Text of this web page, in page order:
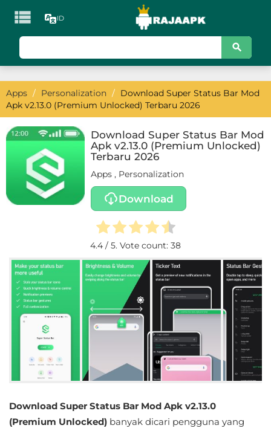
 ID
Games
Action
Arcade
Board
Card
Casual
Educational
First
Person
Horror
Music
Apps / Personalization / Download Super Status Bar Mod
Apk v2.13.0 (Premium Unlocked) Terbaru 2026
Download Super Status Bar Mod
Apk v2.13.0 (Premium Unlocked)
Terbaru 2026
Apps , Personalization
Download
4.4 / 5. Vote count: 38
Download Super Status Bar Mod Apk v2.13.0
(Premium Unlocked) banyak dicari pengguna yang